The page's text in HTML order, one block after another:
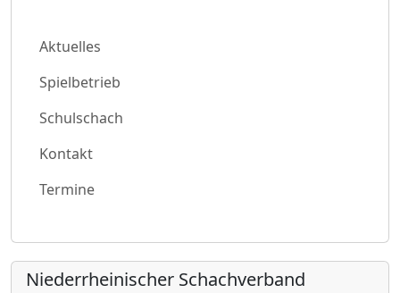
Aktuelles
Spielbetrieb
Schulschach
Kontakt
Termine
Niederrheinischer Schachverband